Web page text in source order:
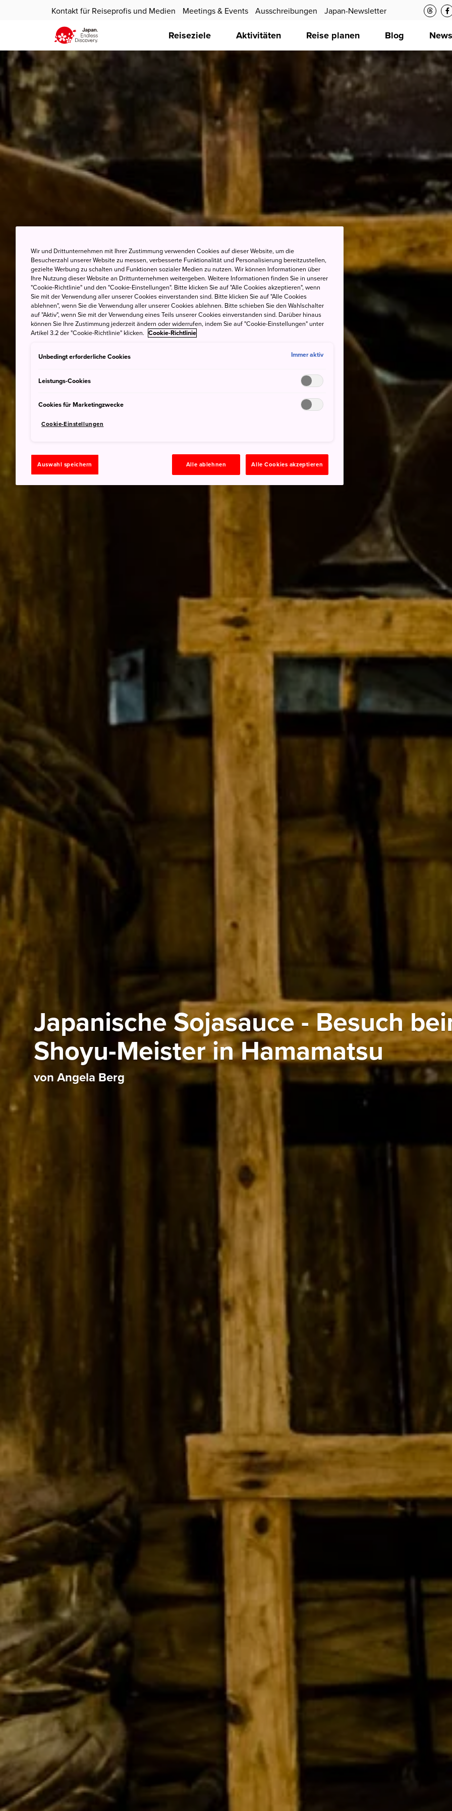
Kontakt für Reiseprofis und Medien Meetings & Events Ausschreibungen Japan-Newsletter
Reiseziele Aktivitäten Reise planen Blog News
Japanische Sojasauce - Besuch
Shoyu-Meister in Hamamatsu
von Angela Berg
Wir und Drittunternehmen mit Ihrer Zustimmung verwenden Cookies auf dieser Website, um die
Besucherzahl unserer Website zu messen, verbesserte Funktionalität und Personalisierung bereitzustellen,
gezielte Werbung zu schalten und Funktionen sozialer Medien zu nutzen. Wir können Informationen über
Ihre Nutzung dieser Website an Drittunternehmen weitergeben. Weitere Informationen finden Sie in unserer
"Cookie-Richtlinie" und den "Cookie-Einstellungen". Bitte klicken Sie auf "Alle Cookies akzeptieren", wenn
Sie mit der Verwendung aller unserer Cookies einverstanden sind. Bitte klicken Sie auf "Alle Cookies
ablehnen", wenn Sie die Verwendung aller unserer Cookies ablehnen. Bitte schieben Sie den Wahlschalter
auf "Aktiv", wenn Sie mit der Verwendung eines Teils unserer Cookies einverstanden sind. Darüber hinaus
können Sie Ihre Zustimmung jederzeit ändern oder widerrufen, indem Sie auf "Cookie-Einstellungen" unter
Artikel 3.2 der "Cookie-Richtlinie" klicken. Cookie-Richtlinie
Unbedingt erforderliche Cookies Immer aktiv
Leistungs-Cookies
Cookies für Marketingzwecke
Cookie-Einstellungen
Auswahl speichern Alle ablehnen Alle Cookies akzeptieren